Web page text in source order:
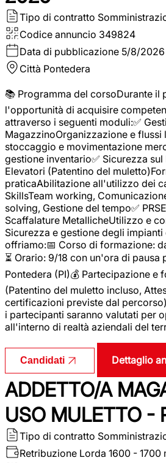
Tipo di contratto
Codice annuncio 349824
Data di pubblicazione 5/8/2026
Città Pontedera
📚 Programma del corsoDurante il
l'opportunità di acquisire
attraverso i seguenti moduli:✅
MagazzinoOrganizzazione e flussi
stoccaggio e movimentazione
gestione inventario✅ Sicurezza
Elevatori (Patentino del
praticaAbilitazione all'utilizzo dei
SkillsTeam working,
solving, Gestione del tempo✅
Scaffalature MetallicheUtilizzo e
Sicurezza e gestione degli
offriamo:📅 Corso di formazione:
⏳ Orario: 9/18 con un'ora di pausa
Pontedera (PI)💰 Partecipazione e
(Patentino del muletto incluso,
certificazioni previste dal
i partecipanti saranno valutati per
all'interno di realtà aziendali del
Candidati Dettaglio
ADDETTO/A
USO MULETTO -
Tipo di contratto
Retribuzione Lorda 1600 - 1700